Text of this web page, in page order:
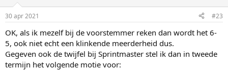
s
30 apr 2021 #23
OK, als ik mezelf bij de voorstemmer reken dan wordt het 6-
5, ook niet echt een klinkende meerderheid dus.
Gegeven ook de twijfel bij Sprintmaster stel ik dan in tweede
termijn het volgende motie voor: